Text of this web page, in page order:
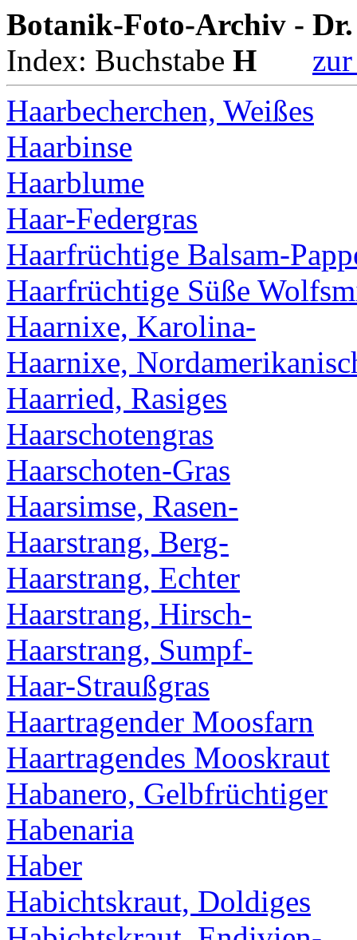
Botanik-Foto-Archiv -
Index: Buchstabe H
Haarbecherchen, Weißes
Haarbinse
Haarblume
Haar-Federgras
Haarfrüchtige Balsam-
Haarfrüchtige Süße
Haarnixe, Karolina-
Haarnixe,
Haarried, Rasiges
Haarschotengras
Haarschoten-Gras
Haarsimse, Rasen-
Haarstrang, Berg-
Haarstrang, Echter
Haarstrang, Hirsch-
Haarstrang, Sumpf-
Haar-Straußgras
Haartragender Moosfarn
Haartragendes Mooskraut
Habanero, Gelbfrüchtiger
Habenaria
Haber
Habichtskraut, Doldiges